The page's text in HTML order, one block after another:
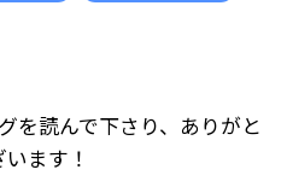
を読んで下さり、ありがと
ます！